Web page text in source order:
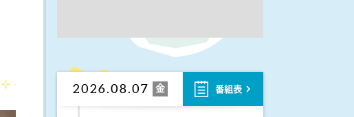
2026.08.07 金 番組表
気づきの扉